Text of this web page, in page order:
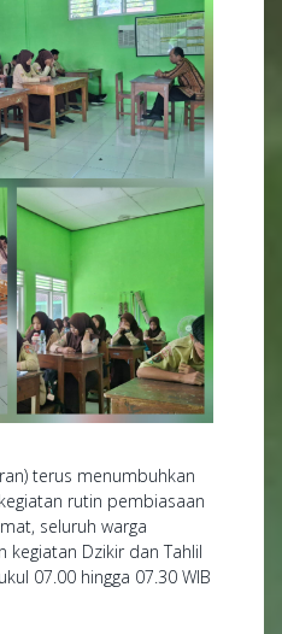
terus menumbuhkan
rutin pembiasaan
seluruh warga
kegiatan Dzikir dan Tahlil
07.00 hingga 07.30 WIB